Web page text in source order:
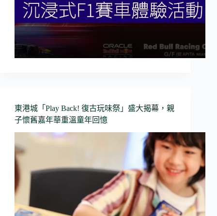
東港城「Play Back! 復古玩味祭」盛大揭幕，親
子懷舊嘉年華重溫童年回憶